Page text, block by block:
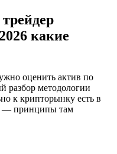
какие
оценить актив по
разбор методологии
к крипторынку есть в
— принципы там